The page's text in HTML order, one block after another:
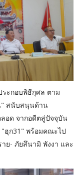
ะกอบพิธีกุศล ตาม
" สนับสนุนด้าน
อด จากอดีตสู่ปัจจุบัน
"ฮุก31" พร้อมคณะไป
ย- ภัยสึนามิ พังงา และ